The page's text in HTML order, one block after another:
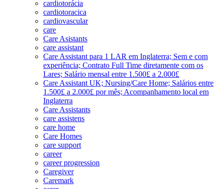
cardiotorácia
cardiotoracica
cardiovascular
care
Care Asistants
care assistant
Care Assistant para 1 LAR em Inglaterra; Sem e com
experiência; Contrato Full Time diretamente com os
Lares; Salário mensal entre 1.500£ a 2.000£
Care Assistant UK; Nursing/Care Home; Salários entre
1.500£ a 2.000£ por mês; Acompanhamento local em
Inglaterra
Care Assistants
care assistens
care home
Care Homes
care support
career
career progression
Caregiver
Caremark